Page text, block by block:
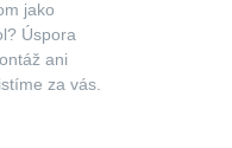
jako
Úspora
ani
za vás.